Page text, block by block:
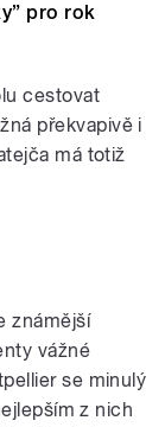
pro rok
cestovat
překvapivě i
má totiž
známější
vážné
se minulý
z nich